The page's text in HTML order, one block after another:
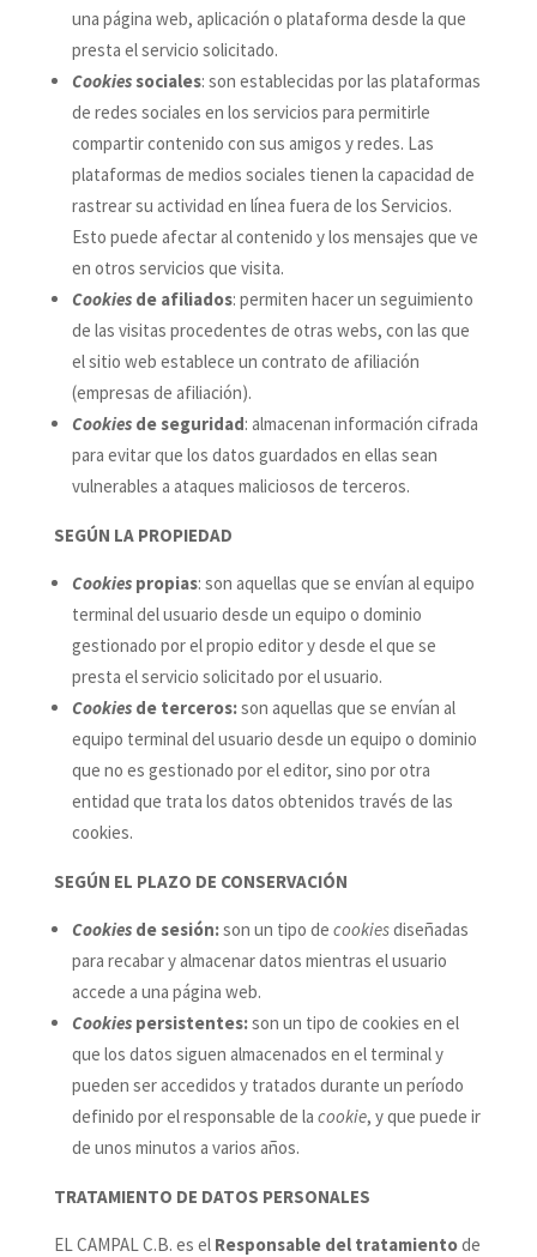
una página web, aplicación o plataforma desde la que
presta el servicio solicitado.
Cookiessociales: son establecidas por las plataformas
de redes sociales en los servicios para permitirle
compartir contenido con sus amigos y redes. Las
plataformas de medios sociales tienen la capacidad de
rastrear su actividad en línea fuera de los Servicios.
Esto puede afectar al contenido y los mensajes que ve
en otros servicios que visita.
Cookies de afiliados: permiten hacer un seguimiento
de las visitas procedentes de otras webs, con las que
el sitio web establece un contrato de afiliación
(empresas de afiliación).
Cookies de seguridad: almacenan información cifrada
para evitar que los datos guardados en ellas sean
vulnerables a ataques maliciosos de terceros.
SEGÚN LA PROPIEDAD
Cookiespropias: son aquellas que se envían al equipo
terminal del usuario desde un equipo o dominio
gestionado por el propio editor y desde el que se
presta el servicio solicitado por el usuario.
Cookies de terceros:son aquellas que se envían al
equipo terminal del usuario desde un equipo o dominio
que no es gestionado por el editor, sino por otra
entidad que trata los datos obtenidos través de las
cookies.
SEGÚN EL PLAZO DE CONSERVACIÓN
Cookiesde sesión:son un tipo de cookiesdiseñadas
para recabar y almacenar datos mientras el usuario
accede a una página web.
Cookiespersistentes:son un tipo de cookies en el
que los datos siguen almacenados en el terminal y
pueden ser accedidos y tratados durante un período
definido por el responsable de la cookie, y que puede ir
de unos minutos a varios años.
TRATAMIENTO DE DATOS PERSONALES
EL CAMPAL C.B. es el Responsable del tratamientode